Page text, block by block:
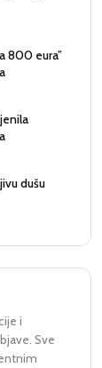
800 eura”
dušu
i
Sve